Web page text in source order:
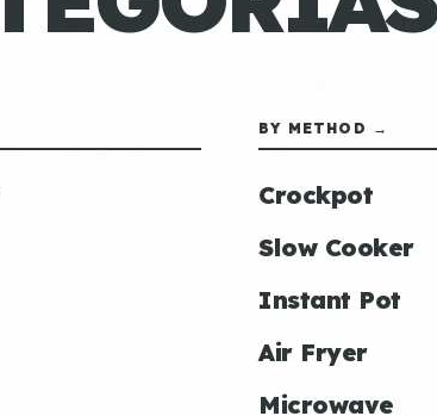
BY METHOD →
Crockpot
Slow Cooker
Instant Pot
Air Fryer
Microwave